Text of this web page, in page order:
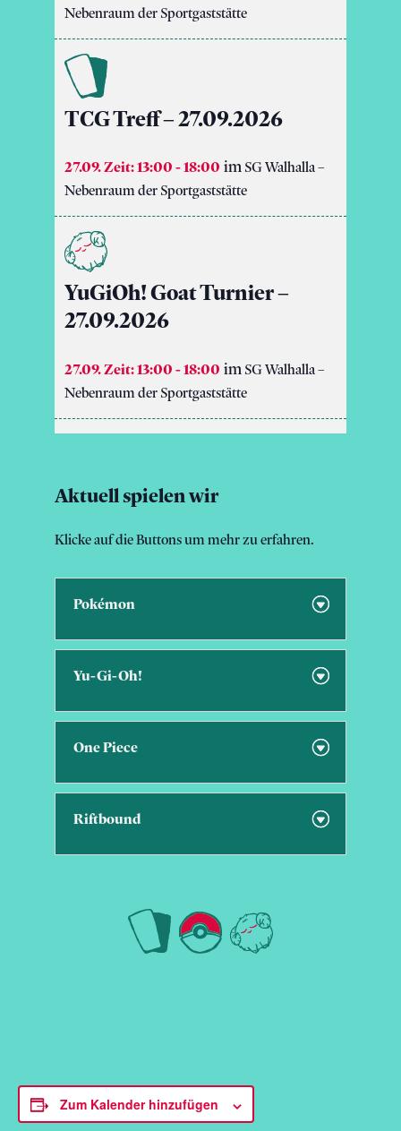
Nebenraum der Sportgaststätte
TCG Treff – 27.09.2026
27.09. Zeit: 13:00-18:00
SG Walhalla –
Nebenraum der Sportgaststätte
YuGiOh! Goat Turnier –
27.09.2026
27.09. Zeit: 13:00-18:00
SG Walhalla –
Nebenraum der Sportgaststätte
Aktuell spielen wir
Klicke auf die Buttons um mehr zu erfahren.
Pokémon
Yu-Gi-Oh!
One Piece
Riftbound
Zum Kalender hinzufügen